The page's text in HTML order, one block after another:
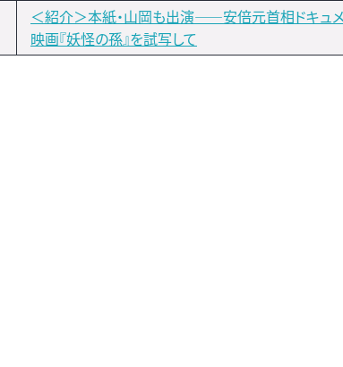
＜紹介＞本紙・山岡も出演――安倍元首相ドキュ
映画『妖怪の孫』を試写して